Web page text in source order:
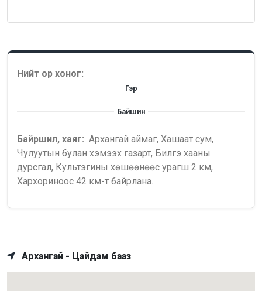
Нийт ор хоног:
Гэр
Байшин
Байршил, хаяг: Архангай аймаг, Хашаат сум,
Чулуутын булан хэмээх газарт, Билгэ хааны
дурсгал, Культэгины хөшөөнөөс урагш 2 км,
Хархориноос 42 км-т байрлана.
Архангай - Цайдам бааз